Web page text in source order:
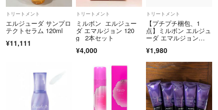
オルディーブ
スロウマージ
エンシェールズ
*🎀なし(¥200引き)同士の組み合わせ❌
*複数ご購入の場合は【🎀ありの合計金額】から割引きです
♥️カラー剤はアルティスト、アディクシー、プリミエンス、スロウマー
ジ （組み合わせ自由)
トリートメント
エルジューダ サンプロ
テクトセラム 120ml
¥11,111
トリートメント
ミルボン エルジュー
ダ エマルジョン 120
g 2本セット
¥4,000
トリートメント
【プチプチ梱包、1
点】ミルボン エルジュ
ーダ エマルジョン
¥1,980